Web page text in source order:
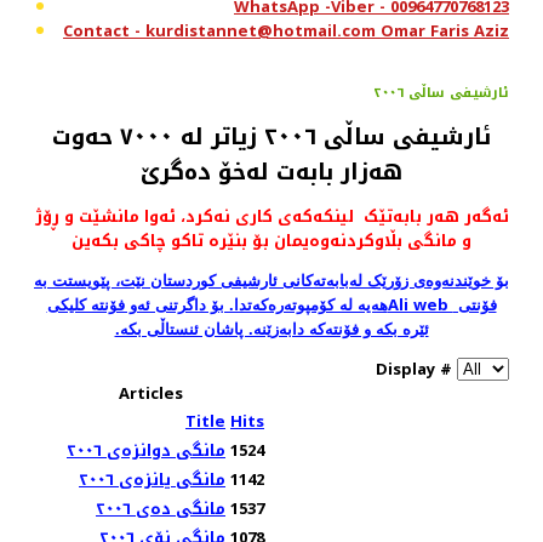
WhatsApp -Viber - 00964770768123
Contact - kurdistannet@hotmail.com Omar Faris Aziz
ئارشیفی ساڵی ٢٠٠٦
ئارشیفی ساڵی ٢٠٠٦ زیاتر لە ٧٠٠٠ حەوت
هەزار بابەت لەخۆ دەگرێ
ئەگەر هەر بابەتێک لینکەکەی کاری نەکرد، ئەوا مانشێت و ڕۆژ
و مانگی بڵاوکردنەوەیمان بۆ بنێرە تاکو چاکی بکەین
بۆ خوێندنەوەی زۆرێک لەبابەتەکانی ئارشیفی کوردستان نێت، پێویستت بە
فۆنتی Ali webهەیە لە کۆمپوتەرەکەتدا. بۆ داگرتنی ئەو فۆنتە کلیکی
ئێرە بکە و فۆنتەکە دابەزێنە. پاشان ئنستاڵی بکە.
Display #
Articles
TitleHits
مانگی دوانزەی ٢٠٠٦1524
مانگی یانزەی ٢٠٠٦1142
مانگی دەی ٢٠٠٦1537